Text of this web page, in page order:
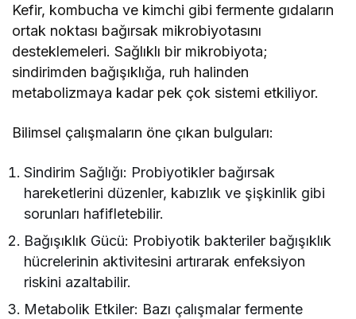
Kefir, kombucha ve kimchi gibi fermente gıdaların
ortak noktası bağırsak mikrobiyotasını
desteklemeleri. Sağlıklı bir mikrobiyota;
sindirimden bağışıklığa, ruh halinden
metabolizmaya kadar pek çok sistemi etkiliyor.
Bilimsel çalışmaların öne çıkan bulguları:
Sindirim Sağlığı: Probiyotikler bağırsak
hareketlerini düzenler, kabızlık ve şişkinlik gibi
sorunları hafifletebilir.
Bağışıklık Gücü: Probiyotik bakteriler bağışıklık
hücrelerinin aktivitesini artırarak enfeksiyon
riskini azaltabilir.
Metabolik Etkiler: Bazı çalışmalar fermente